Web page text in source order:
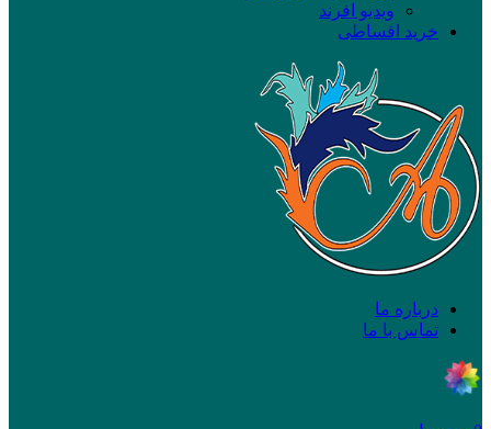
ویدیو افرند
خرید اقساطی
درباره ما
تماس با ما